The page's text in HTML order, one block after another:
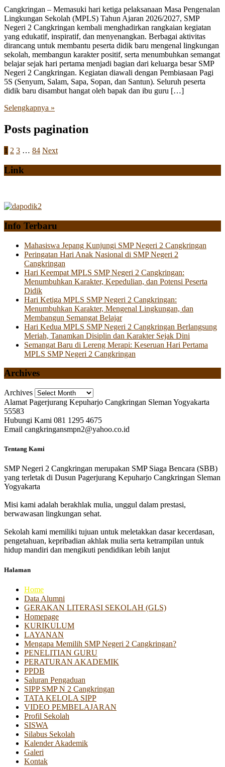
Cangkringan – Memasuki hari ketiga pelaksanaan Masa Pengenalan
Lingkungan Sekolah (MPLS) Tahun Ajaran 2026/2027, SMP
Negeri 2 Cangkringan kembali menghadirkan rangkaian kegiatan
yang edukatif, inspiratif, dan menyenangkan. Berbagai aktivitas
dirancang untuk membantu peserta didik baru mengenal lingkungan
sekolah, membangun karakter positif, serta menumbuhkan semangat
belajar sejak hari pertama menjadi bagian dari keluarga besar SMP
Negeri 2 Cangkringan. Kegiatan diawali dengan Pembiasaan Pagi
5S (Senyum, Salam, Sapa, Sopan, dan Santun). Seluruh peserta
didik baru disambut hangat oleh bapak dan ibu guru […]
Selengkapnya »
Posts pagination
1 2 3 … 84 Next
Link
Info Terbaru
Mahasiswa Jepang Kunjungi SMP Negeri 2 Cangkringan
Peringatan Hari Anak Nasional di SMP Negeri 2
Cangkringan
Hari Keempat MPLS SMP Negeri 2 Cangkringan:
Menumbuhkan Karakter, Kepedulian, dan Potensi Peserta
Didik
Hari Ketiga MPLS SMP Negeri 2 Cangkringan:
Menumbuhkan Karakter, Mengenal Lingkungan, dan
Membangun Semangat Belajar
Hari Kedua MPLS SMP Negeri 2 Cangkringan Berlangsung
Meriah, Tanamkan Disiplin dan Karakter Sejak Dini
Semangat Baru di Lereng Merapi: Keseruan Hari Pertama
MPLS SMP Negeri 2 Cangkringan
Archives
Archives
Alamat Pagerjurang Kepuharjo Cangkringan Sleman Yogyakarta
55583
Hubungi Kami 081 1295 4675
Email cangkringansmpn2@yahoo.co.id
Tentang Kami
SMP Negeri 2 Cangkringan merupakan SMP Siaga Bencara (SBB)
yang terletak di Dusun Pagerjurang Kepuharjo Cangkringan Sleman
Yogyakarta
Misi kami adalah berakhlak mulia, unggul dalam prestasi,
berwawasan lingkungan sehat.
Sekolah kami memiliki tujuan untuk meletakkan dasar kecerdasan,
pengetahuan, kepribadian akhlak mulia serta ketrampilan untuk
hidup mandiri dan mengikuti pendidikan lebih lanjut
Halaman
Home
Data Alumni
GERAKAN LITERASI SEKOLAH (GLS)
Homepage
KURIKULUM
LAYANAN
Mengapa Memilih SMP Negeri 2 Cangkringan?
PENELITIAN GURU
PERATURAN AKADEMIK
PPDB
Saluran Pengaduan
SIPP SMP N 2 Cangkringan
TATA KELOLA SIPP
VIDEO PEMBELAJARAN
Profil Sekolah
SISWA
Silabus Sekolah
Kalender Akademik
Galeri
Kontak